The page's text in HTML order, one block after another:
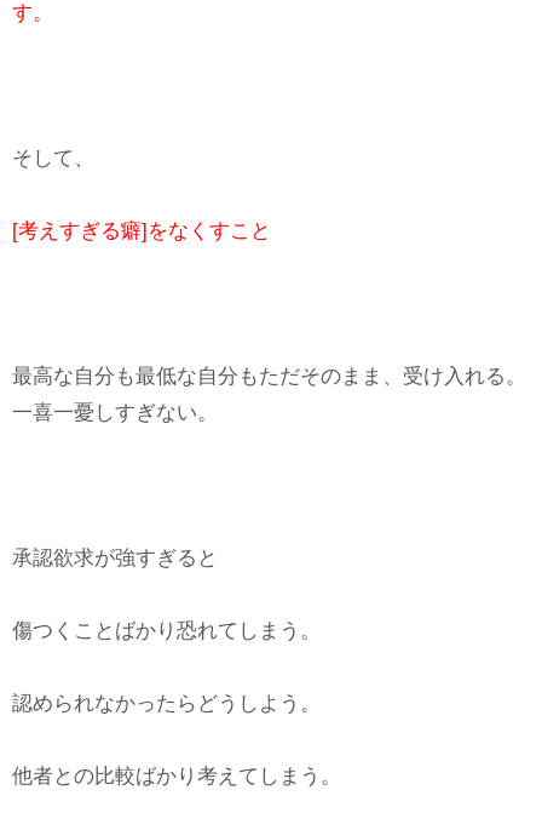
す。
そして、
[考えすぎる癖]をなくすこと
最高な自分も最低な自分もただそのまま、受け入れる。
一喜一憂しすぎない。
承認欲求が強すぎると
傷つくことばかり恐れてしまう。
認められなかったらどうしよう。
他者との比較ばかり考えてしまう。